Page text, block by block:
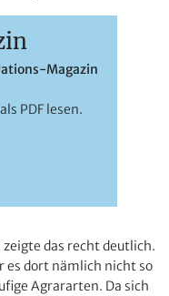
Magazin
PDF lesen.
das recht deutlich.
es dort nämlich nicht so
Agrararten. Da sich